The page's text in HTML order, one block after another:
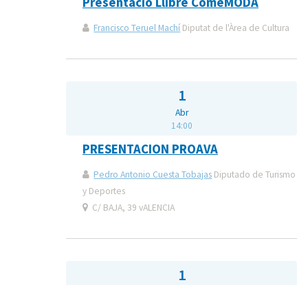
Francisco Teruel Machí Diputat de l'Àrea de Cultura
1
Abr
14:00
PRESENTACION PROAVA
Pedro Antonio Cuesta Tobajas Diputado de Turismo
y Deportes
C/ BAJA, 39 vALENCIA
1